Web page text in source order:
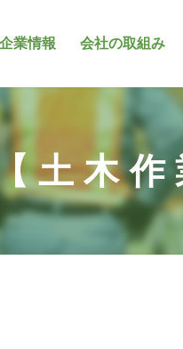
企業情報 会社の取組み
土木